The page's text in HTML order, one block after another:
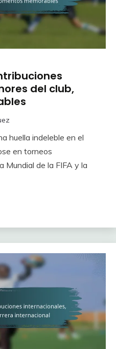
del club,
huella indeleble en el
en torneos
Mundial de la FIFA y la